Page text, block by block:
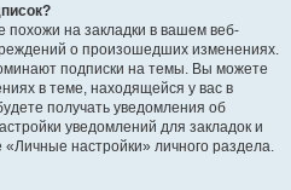
похожи на закладки в вашем веб-
о произошедших изменениях.
подписки на темы. Вы можете
в теме, находящейся у вас в
получать уведомления об
уведомлений для закладок и
настройки» личного раздела.